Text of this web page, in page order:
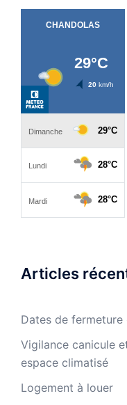
Articles
Dates de fermeture
Vigilance canicule
espace climatisé
Logement à louer